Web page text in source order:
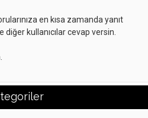
en kısa zamanda yanıt
kullanıcılar cevap versin.